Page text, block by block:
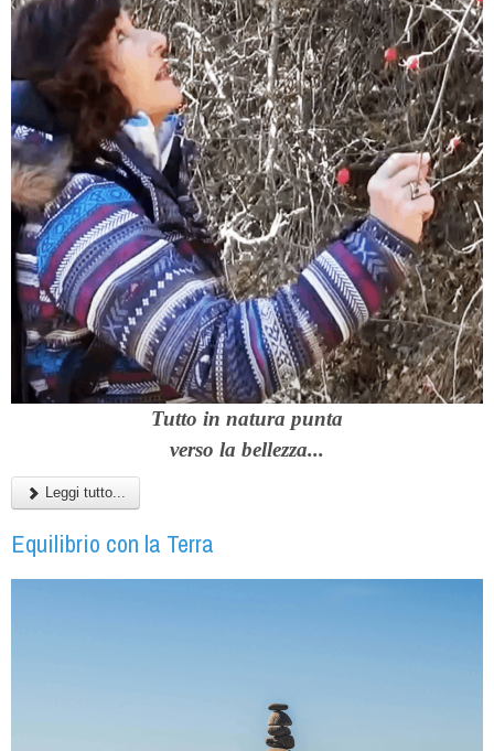
Tutto in natura punta
verso la bellezza...
Leggi tutto...
Equilibrio con la Terra